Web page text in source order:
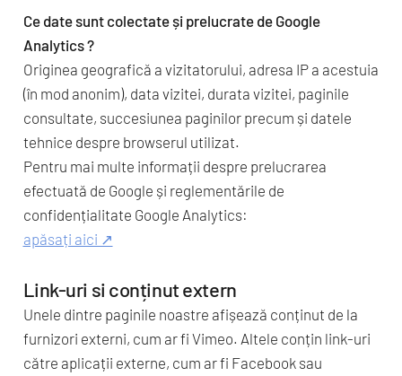
Ce date sunt colectate și prelucrate de Google
Analytics ?
Originea geografică a vizitatorului, adresa IP a acestuia
(în mod anonim), data vizitei, durata vizitei, paginile
consultate, succesiunea paginilor precum și datele
tehnice despre browserul utilizat.
Pentru mai multe informații despre prelucrarea
efectuată de Google și reglementările de
confidențialitate Google Analytics:
apăsați aici ↗
Link-uri si conținut extern
Unele dintre paginile noastre afișează conținut de la
furnizori externi, cum ar fi Vimeo. Altele conțin link-uri
către aplicații externe, cum ar fi Facebook sau